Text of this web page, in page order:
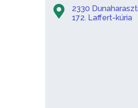
2330
172. Laffert-kúria